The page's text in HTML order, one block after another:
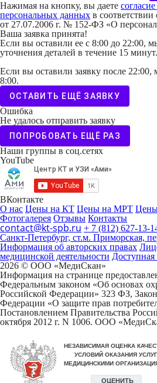
Нажимая на кнопку, вы даете
персональных данных в
от 27.07.2006 г. № 152-ФЗ «О
Ваша заявка принята!
Если вы оставили ее с 8:00 до 22:00,
уточнения деталей в течение 15 минут.
Если вы оставили заявку после
8:00.
ОСТАВИТЬ ЕЩЁ ЗАЯВКУ
Ошибка
Не удалось отправить заявку
ПОПРОБОВАТЬ ЕЩЁ РАЗ
Наши группы в соц.сетях
YouTube
ВКонтакте
О нас Цены на КТ Цены на МРТ
Фотогалерея Отзывы Контакты
contact@kt-spb.ru + 7 (812) 627-13-
Санкт-Петербург, ст.м. Приморская,
Информация об авторских правах
медицинской деятельности Доступная
2026 © ООО «МедиCкан»
Информация на странице
Федеральным законом «Об основах
Российской Федерации» 323 ФЗ,
Федерации «О защите прав
Постановлением Правительства
октября 2012 г. N 1006. ООО